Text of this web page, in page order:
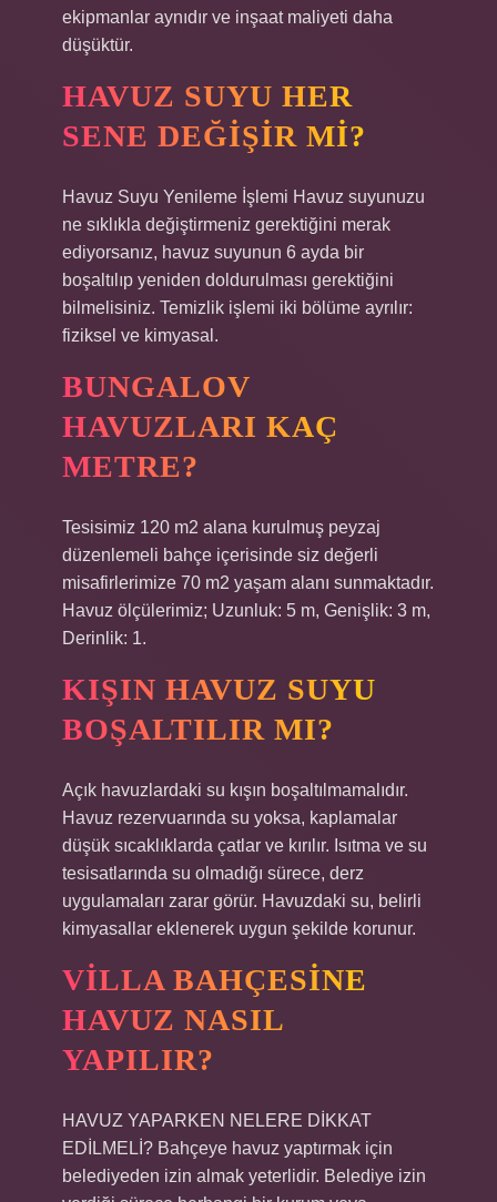
ekipmanlar aynıdır ve inşaat maliyeti daha
düşüktür.
HAVUZ SUYU HER
SENE DEĞIŞIR MI?
Havuz Suyu Yenileme İşlemi Havuz suyunuzu
ne sıklıkla değiştirmeniz gerektiğini merak
ediyorsanız, havuz suyunun 6 ayda bir
boşaltılıp yeniden doldurulması gerektiğini
bilmelisiniz. Temizlik işlemi iki bölüme ayrılır:
fiziksel ve kimyasal.
BUNGALOV
HAVUZLARI KAÇ
METRE?
Tesisimiz 120 m2 alana kurulmuş peyzaj
düzenlemeli bahçe içerisinde siz değerli
misafirlerimize 70 m2 yaşam alanı sunmaktadır.
Havuz ölçülerimiz; Uzunluk: 5 m, Genişlik: 3 m,
Derinlik: 1.
KIŞIN HAVUZ SUYU
BOŞALTILIR MI?
Açık havuzlardaki su kışın boşaltılmamalıdır.
Havuz rezervuarında su yoksa, kaplamalar
düşük sıcaklıklarda çatlar ve kırılır. Isıtma ve su
tesisatlarında su olmadığı sürece, derz
uygulamaları zarar görür. Havuzdaki su, belirli
kimyasallar eklenerek uygun şekilde korunur.
VILLA BAHÇESINE
HAVUZ NASIL
YAPILIR?
HAVUZ YAPARKEN NELERE DİKKAT
EDİLMELİ? Bahçeye havuz yaptırmak için
belediyeden izin almak yeterlidir. Belediye izin